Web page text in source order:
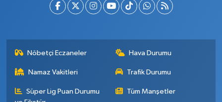
Nöbetçi Eczaneler Hava Durumu
Namaz Vakitleri Trafik Durumu
Süper Lig Puan Durumu
Tüm Manşetler